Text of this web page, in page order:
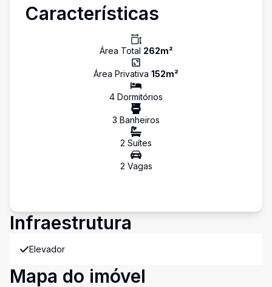
Características
Área Total 262m²
Área Privativa 152m²
4 Dormitórios
3 Banheiros
2 Suítes
2 Vagas
Infraestrutura
Elevador
Mapa do imóvel